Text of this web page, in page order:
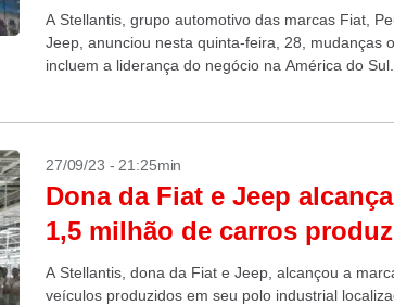
A Stellantis, grupo automotivo das marcas Fiat,
Jeep, anunciou nesta quinta-feira, 28, mudanças
incluem a liderança do negócio na América do
27/09/23 - 21:25min
Dona da Fiat e Jeep
1,5 milhão de carros
A Stellantis, dona da Fiat e Jeep, alcançou a
veículos produzidos em seu polo industrial